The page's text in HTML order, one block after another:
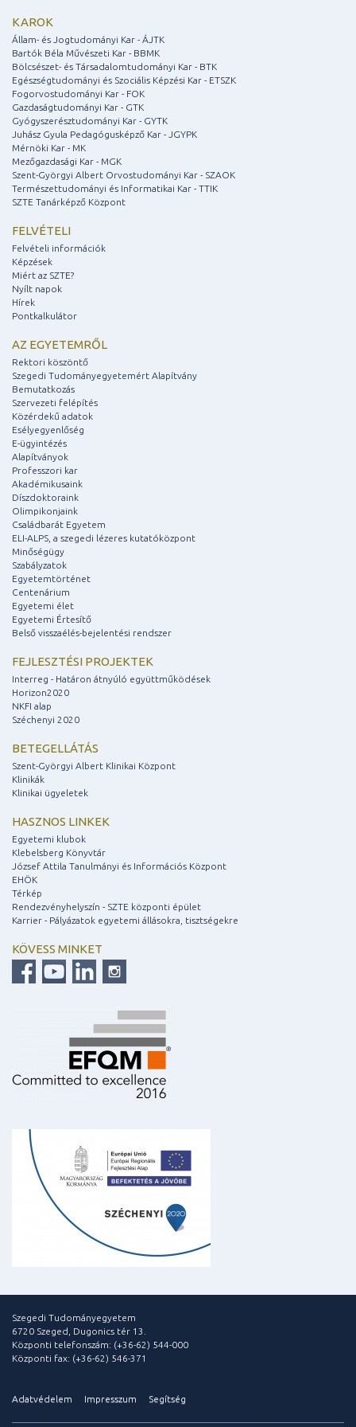
KAROK
Állam- és Jogtudományi Kar - ÁJTK
Bartók Béla Művészeti Kar - BBMK
Bölcsészet- és Társadalomtudományi Kar - BTK
Egészségtudományi és Szociális Képzési Kar - ETSZK
Fogorvostudományi Kar - FOK
Gazdaságtudományi Kar - GTK
Gyógyszerésztudományi Kar - GYTK
Juhász Gyula Pedagógusképző Kar - JGYPK
Mérnöki Kar - MK
Mezőgazdasági Kar - MGK
Szent-Györgyi Albert Orvostudományi Kar - SZAOK
Természettudományi és Informatikai Kar - TTIK
SZTE Tanárképző Központ
FELVÉTELI
Felvételi információk
Képzések
Miért az SZTE?
Nyílt napok
Hírek
Pontkalkulátor
AZ EGYETEMRŐL
Rektori köszöntő
Szegedi Tudományegyetemért Alapítvány
Bemutatkozás
Szervezeti felépítés
Közérdekű adatok
Esélyegyenlőség
E-ügyintézés
Alapítványok
Professzori kar
Akadémikusaink
Díszdoktoraink
Olimpikonjaink
Családbarát Egyetem
ELI-ALPS, a szegedi lézeres kutatóközpont
Minőségügy
Szabályzatok
Egyetemtörténet
Centenárium
Egyetemi élet
Egyetemi Értesítő
Belső visszaélés-bejelentési rendszer
FEJLESZTÉSI PROJEKTEK
Interreg - Határon átnyúló együttműködések
Horizon2020
NKFI alap
Széchenyi 2020
BETEGELLÁTÁS
Szent-Györgyi Albert Klinikai Központ
Klinikák
Klinikai ügyeletek
HASZNOS LINKEK
Egyetemi klubok
Klebelsberg Könyvtár
József Attila Tanulmányi és Információs Központ
EHÖK
Térkép
Rendezvényhelyszín - SZTE központi épület
Karrier - Pályázatok egyetemi állásokra, tisztségekre
KÖVESS MINKET
Szegedi Tudományegyetem
6720 Szeged, Dugonics tér 13.
Központi telefonszám: (+36-62) 544-000
Központi fax: (+36-62) 546-371
Adatvédelem Impresszum Segítség